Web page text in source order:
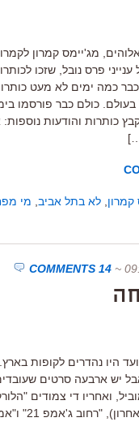
מג'יימס קמרון
פרס נובל, שזכו
כבר כמה ימים לא מעט
בעולם. כולם כבר פורסמו
כותרות והודעות נוספות:
קמרון לא בתל אביב מי
~
14 COMMENTS
היו נהדרים לקופות
יש ארבעה סרטים
ואחריו די צמודים
מאוד בסוף